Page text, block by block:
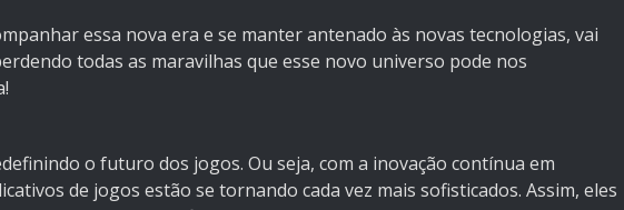
essa nova era e se manter antenado às novas tecnologias, vai
todas as maravilhas que esse novo universo pode nos
o futuro dos jogos. Ou seja, com a inovação contínua em
de jogos estão se tornando cada vez mais sofisticados. Assim, eles